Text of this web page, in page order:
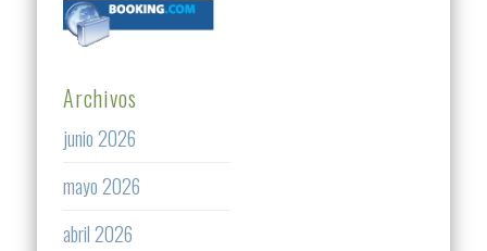
Archivos
junio 2026
mayo 2026
abril 2026